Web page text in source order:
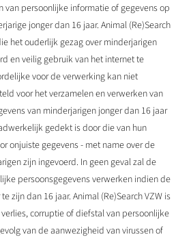
van persoonlijke informatie of gegevens op
jonger dan 16 jaar. Animal (Re)Search
het ouderlijk gezag over minderjarigen
en veilig gebruik van het internet te
voor de verwerking kan niet
voor het verzamelen en verwerken van
van minderjarigen jonger dan 16 jaar
gedekt is door die van hun
onjuiste gegevens - met name over de
zijn ingevoerd. In geen geval zal de
persoonsgegevens verwerken indien de
zijn dan 16 jaar. Animal (Re)Search VZW is
corruptie of diefstal van persoonlijke
van de aanwezigheid van virussen of